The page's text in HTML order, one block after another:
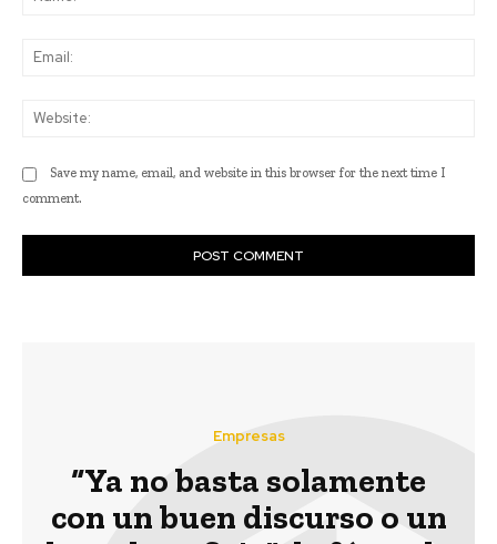
Save my name, email, and website in this browser for the next time I
comment.